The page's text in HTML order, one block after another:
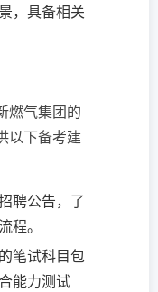
，具备相关
燃气集团的
以下备考建
聘公告，了
程。
笔试科目包
能力测试